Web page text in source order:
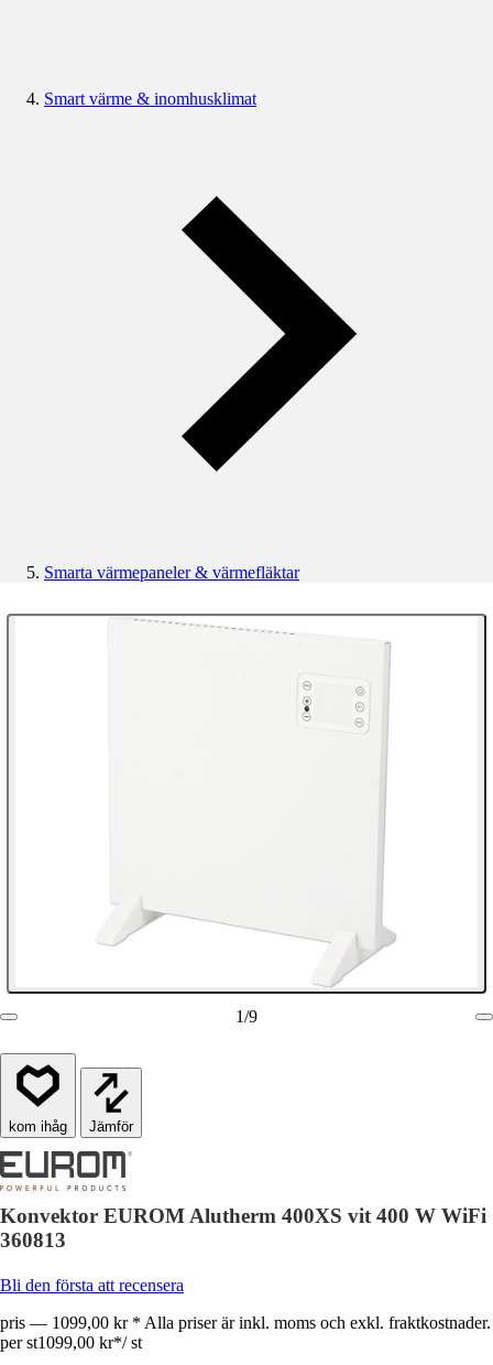
Smart värme & inomhusklimat
Smarta värmepaneler & värmefläktar
1/9
Jämför
Konvektor EUROM Alutherm 400XS vit 400 W WiFi
360813
Bli den första att recensera
pris — 1099,00 kr * Alla priser är inkl. moms och exkl. fraktkostnader.
per st1099,00 kr*/ st